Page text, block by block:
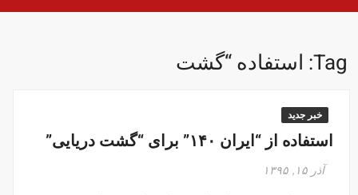
Tag: استفاده “گشت
خبر جدید
استفاده از “ایران ۱۴۰” برای “گشت دریایی”
آذر ۱۵, ۱۳۹۵